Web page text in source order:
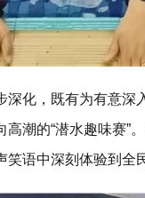
深化，既有为有意深
高潮的“潜水趣味赛”
笑语中深刻体验到全